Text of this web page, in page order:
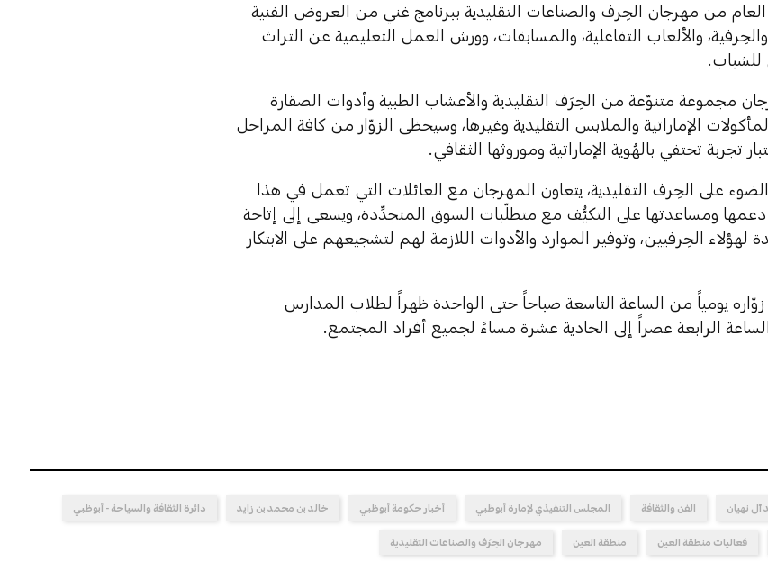
من مهرجان الحِرف والصناعات التقليدية ببرنامج غني من العروض الفنية
والحِرفية، والألعاب التفاعلية، والمسابقات، وورش العمل التعليمية عن التراث
للشباب.
مجموعة متنوّعة من الحِرَف التقليدية والأعشاب الطبية وأدوات الصقارة
الإماراتية والملابس التقليدية وغيرها، وسيحظى الزوّار من كافة المراحل
تجربة تحتفي بالهُوية الإماراتية وموروثها الثقافي.
على الحِرف التقليدية، يتعاون المهرجان مع العائلات التي تعمل في هذا
ومساعدتها على التكيُّف مع متطلّبات السوق المتجدِّدة، ويسعى إلى إتاحة
الحِرفيين، وتوفير الموارد والأدوات اللازمة لهم لتشجيعهم على الابتكار
يومياً من الساعة التاسعة صباحاً حتى الواحدة ظهراً لطلاب المدارس
الرابعة عصراً إلى الحادية عشرة مساءً لجميع أفراد المجتمع.
نهيان الفن والثقافة المجلس التنفيذي لإمارة أبوظبي أخبار حكومة أبوظبي خالد بن محمد بن زايد دائرة الثقافة والسياحة - أبوظبي
فعاليات منطقة العين منطقة العين مهرجان الحِرَف والصناعات التقليدية